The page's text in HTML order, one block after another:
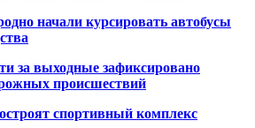
начали курсировать автобусы
за выходные зафиксировано
происшествий
спортивный комплекс